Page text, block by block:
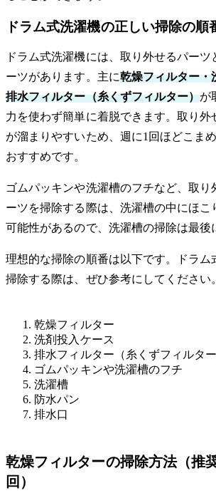
ドラム式洗濯機の正しい掃除の順
ドラム式洗濯機には、取り外せるパー
ーツがあります。主に乾燥フィルター・
排水フィルター（糸くずフィルター）が
力を使わず簡単に着脱できます。取り外
が溜まりやすいため、週に1回ほどこま
おすすめです。
ゴムパッキンや洗濯槽のフチなど、取り
ーツを掃除する際は、洗濯槽の中にほこ
可能性があるので、洗濯槽の掃除は最後
理想的な掃除の順番は以下です。ドラム
掃除する際は、ぜひ参考にしてください
1. 乾燥フィルター
2. 洗剤投入ケース
3. 排水フィルター（糸くずフィルター
4. ゴムパッキンや洗濯槽のフチ
5. 洗濯槽
6. 防水パン
7. 排水口
乾燥フィルターの掃除方法（推
回）